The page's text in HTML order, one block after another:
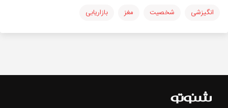
انگیزشی شخصیت مغز بازاریابی